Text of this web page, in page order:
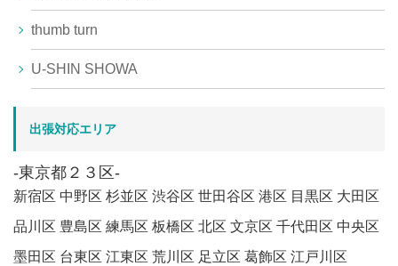
thumb turn
U-SHIN SHOWA
出張対応エリア
-東京都２３区-
新宿区 中野区 杉並区 渋谷区 世田谷区 港区 目黒区 大田区
品川区 豊島区 練馬区 板橋区 北区 文京区 千代田区 中央区
墨田区 台東区 江東区 荒川区 足立区 葛飾区 江戸川区